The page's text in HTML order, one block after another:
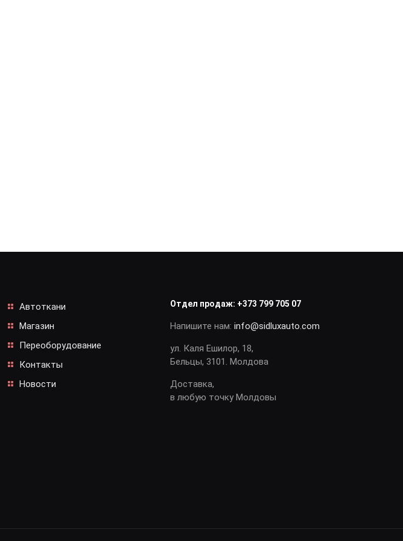
Автоткани
Магазин
Переоборудование
Контакты
Новости
Отдел продаж: +373 799 705 07
Напишите нам:info@sidluxauto.com
ул. Каля Ешилор, 18,
Бельцы, 3101. Молдова
Доставка,
в любую точку Молдовы